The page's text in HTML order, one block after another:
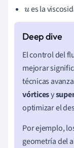
ues la
El control del
mejorar
técnicas
vórticesy
optimizar el
Por ejemplo,
geometría del